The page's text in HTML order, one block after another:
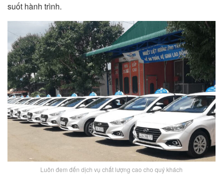
suốt hành trình.
Luôn đem đến dịch vụ chất lượng cao cho quý khách